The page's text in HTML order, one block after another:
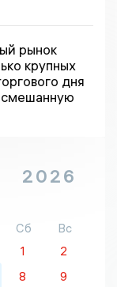
рынок
крупных
дня
смешанную
2026
Сб
Вс
1
2
8
9